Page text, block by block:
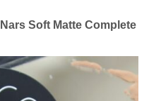
Soft Matte Complete